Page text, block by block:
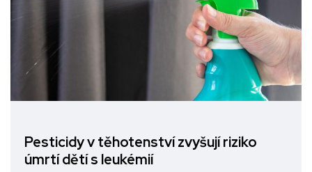
Pesticidy v těhotenství zvyšují riziko
úmrtí dětí s leukémií